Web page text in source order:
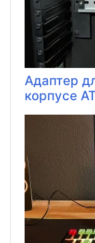
Адаптер
корпусе